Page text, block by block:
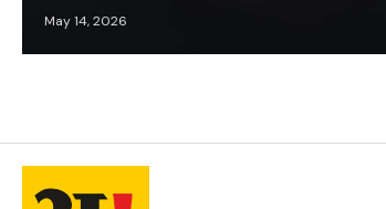
May 14, 2026